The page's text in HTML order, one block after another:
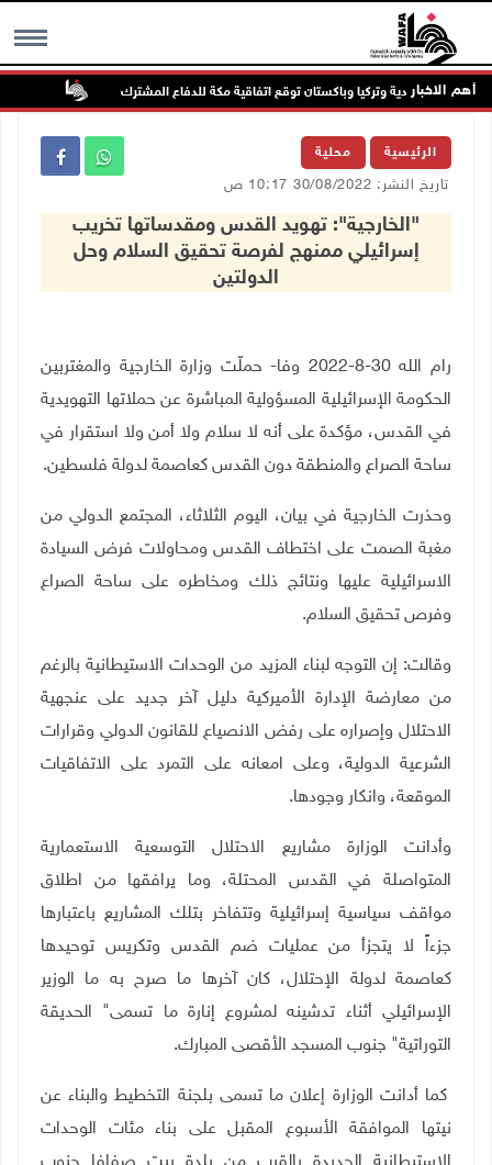
MENU أهم الاخبار
السعودية وتركيا وباكستان توقع اتفاقية مكة للدفاع المشترك
الرئيسية محلية
تاريخ النشر: 30/08/2022 10:17 ص
"الخارجية": تهويد القدس ومقدساتها تخريب
إسرائيلي ممنهج لفرصة تحقيق السلام وحل
الدولتين
رام الله 30-8-2022 وفا- حملّت وزارة الخارجية والمغتربين
الحكومة الإسرائيلية المسؤولية المباشرة عن حملاتها التهويدية
في القدس، مؤكدة على أنه لا سلام ولا أمن ولا استقرار في
ساحة الصراع والمنطقة دون القدس كعاصمة لدولة فلسطين.
وحذرت الخارجية في بيان، اليوم الثلاثاء، المجتمع الدولي من
مغبة الصمت على اختطاف القدس ومحاولات فرض السيادة
الاسرائيلية عليها ونتائج ذلك ومخاطره على ساحة الصراع
وفرص تحقيق السلام.
وقالت: إن التوجه لبناء المزيد من الوحدات الاستيطانية بالرغم
من معارضة الإدارة الأميركية دليل آخر جديد على عنجهية
الاحتلال وإصراره على رفض الانصياع للقانون الدولي وقرارات
الشرعية الدولية، وعلى امعانه على التمرد على الاتفاقيات
الموقعة، وانكار وجودها.
وأدانت الوزارة مشاريع الاحتلال التوسعية الاستعمارية
المتواصلة في القدس المحتلة، وما يرافقها من اطلاق
مواقف سياسية إسرائيلية وتتفاخر بتلك المشاريع باعتبارها
جزءاً لا يتجزأ من عمليات ضم القدس وتكريس توحيدها
كعاصمة لدولة الإحتلال، كان آخرها ما صرح به ما الوزير
الإسرائيلي أثناء تدشينه لمشروع إنارة ما تسمى" الحديقة
التوراتية" جنوب المسجد الأقصى المبارك.
كما أدانت الوزارة إعلان ما تسمى بلجنة التخطيط والبناء عن
نيتها الموافقة الأسبوع المقبل على بناء مئات الوحدات